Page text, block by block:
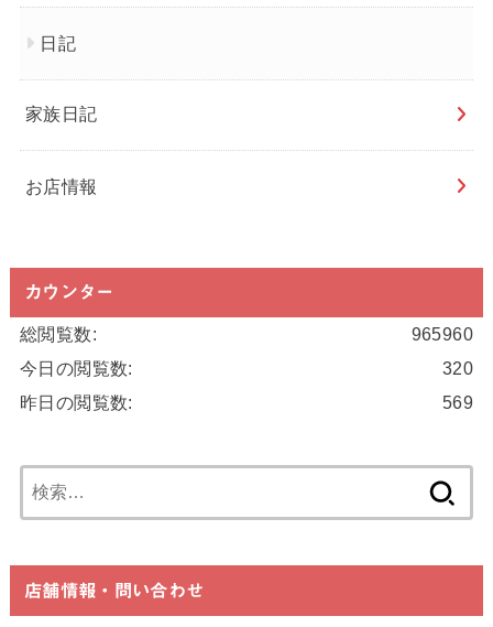
日記
家族日記
お店情報
カウンター
965960
総閲覧数:
320
今日の閲覧数:
569
昨日の閲覧数:
索:
店舗情報・問い合わせ